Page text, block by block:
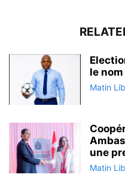
le
Matin
une
Matin